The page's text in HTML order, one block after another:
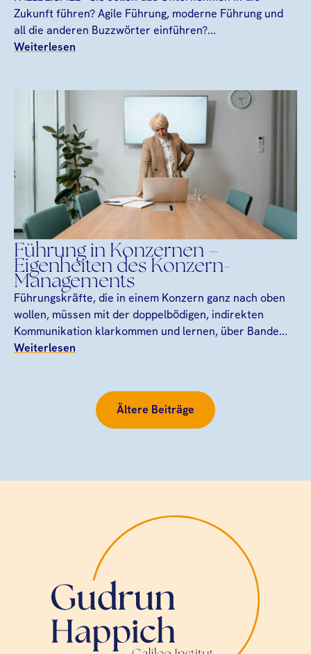
Zukunft führen? Agile Führung, moderne Führung und
all die anderen Buzzwörter einführen?...
Weiterlesen
Führung in Konzernen –
Eigenheiten des Konzern-
Managements
Führungskräfte, die in einem Konzern ganz nach oben
wollen, müssen mit der doppelbödigen, indirekten
Kommunikation klarkommen und lernen, über Bande...
Weiterlesen
Ältere Beiträge